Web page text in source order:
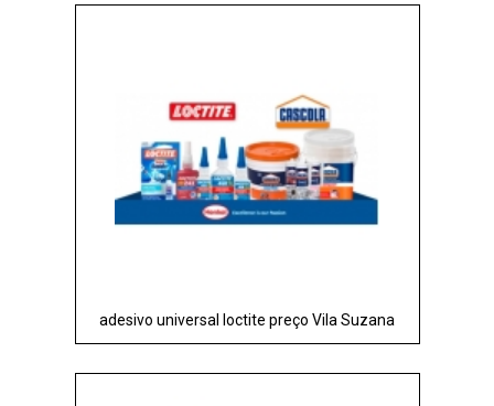
adesivo universal loctite preço Vila Suzana